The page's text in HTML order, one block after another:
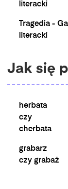
literacki
Tragedia -
literacki
Jak się
herbata
czy
cherbata
grabarz
czy grabaż